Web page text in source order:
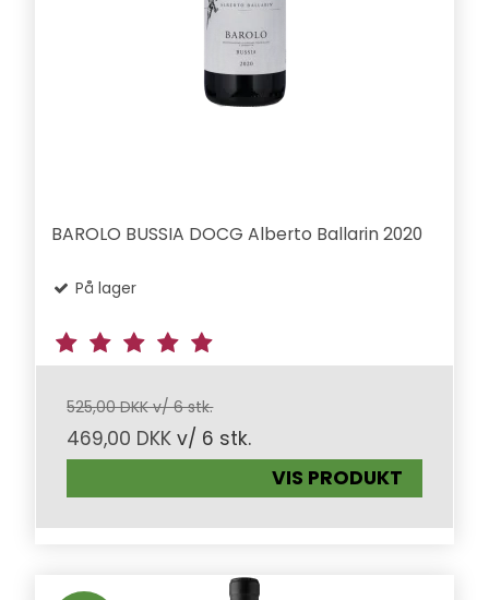
BAROLO BUSSIA DOCG Alberto Ballarin 2020
På lager
525,00 DKK v/ 6 stk.
469,00 DKK v/ 6 stk.
VIS PRODUKT